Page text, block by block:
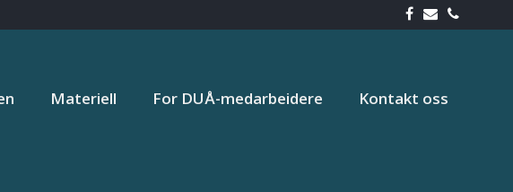
Materiell For DUÅ-medarbeidere Kontakt oss